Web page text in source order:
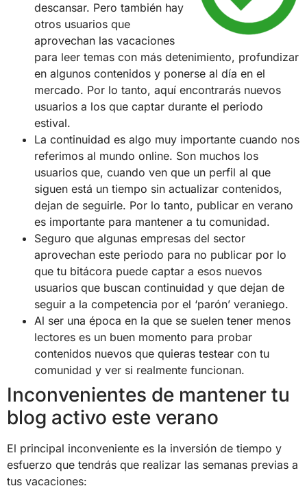
descansar. Pero también hay
otros usuarios que
aprovechan las vacaciones
para leer temas con más detenimiento, profundizar
en algunos contenidos y ponerse al día en el
mercado. Por lo tanto, aquí encontrarás nuevos
usuarios a los que captar durante el periodo
estival.
La continuidad es algo muy importante cuando nos
referimos al mundo online. Son muchos los
usuarios que, cuando ven que un perfil al que
siguen está un tiempo sin actualizar contenidos,
dejan de seguirle. Por lo tanto, publicar en verano
es importante para mantener a tu comunidad.
Seguro que algunas empresas del sector
aprovechan este periodo para no publicar por lo
que tu bitácora puede captar a esos nuevos
usuarios que buscan continuidad y que dejan de
seguir a la competencia por el ‘parón’ veraniego.
Al ser una época en la que se suelen tener menos
lectores es un buen momento para probar
contenidos nuevos que quieras testear con tu
comunidad y ver si realmente funcionan.
Inconvenientes de mantener tu
blog activo este verano
El principal inconveniente es la inversión de tiempo y
esfuerzo que tendrás que realizar las semanas previas a
tus vacaciones: